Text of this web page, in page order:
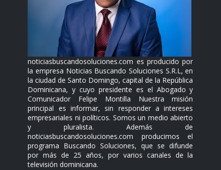
noticiasbuscandosoluciones.com es producido por
la empresa Noticias Buscando Soluciones S.R.L, en
la ciudad de Santo Domingo, capital de la República
Dominicana, y cuyo presidente es el Abogado y
Comunicador Felipe Montilla Nuestra misión
principal es informar, sin responder a intereses
empresariales ni políticos. Somos un medio abierto
y pluralista. Además de
noticiasbuscandosoluciones.com producimos el
programa Buscando Soluciones, que se difunde
por más de 25 años, por varios canales de la
televisión dominicana.